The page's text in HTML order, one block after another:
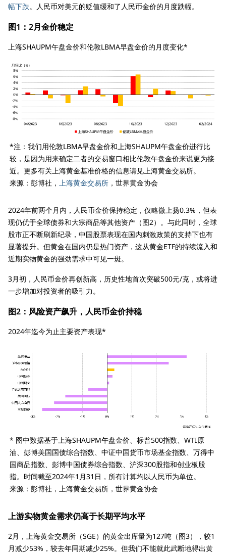
幅下跌。人民币对美元的贬值缓和了人民币金价的月度跌幅。
图1：2月金价稳定
上海SHAUPM午盘金价和伦敦LBMA早盘金价的月度变化*
*注：我们用伦敦LBMA早盘金价和上海SHAUPM午盘金价进行比
较，是因为用来确定二者的交易窗口相比伦敦午盘金价来说更为接
近。更多有关上海黄金基准价格的信息请见上海黄金交易所。
来源：彭博社，
上海黄金交易所 ，世界黄金协会
2024年前两个月内，人民币金价保持稳定，仅略微上扬0.3%，但表
现仍优于全球债券和大宗商品等其他资产（图2）。与此同时，全球
股市正不断刷新纪录，中国股票表现在国内刺激政策的支持下也有
显著提升。但黄金在国内仍是热门资产，这从黄金ETF的持续流入和
近期实物黄金的强劲需求中可见一斑。
3月初，人民币金价再创新高，历史性地首次突破500元/克，或将进
一步增加对投资者的吸引力。
图2：风险资产飙升，人民币金价持稳
2024年迄今为止主要资产表现*
* 图中数据基于上海SHAUPM午盘金价、标普500指数、WTI原
油、彭博美国国债综合指数、中证中国货币市场基金指数、万得中
国商品指数、彭博中国债券综合指数、沪深300股指和创业板股
指。时间截至2024年1月31日，所有计算均以人民币为单位。
来源：彭博社，上海黄金交易所，世界黄金协会
上游实物黄金需求仍高于长期平均水平
2月，上海黄金交易所（SGE）的黄金出库量为127吨（图3），较1
月减少53%，较去年同期减少25%。但我们不能就此武断地得出黄